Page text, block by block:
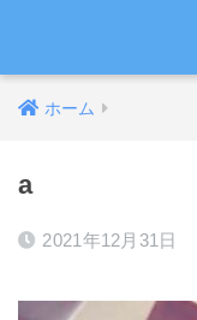
ホーム
a
2021年12月31日